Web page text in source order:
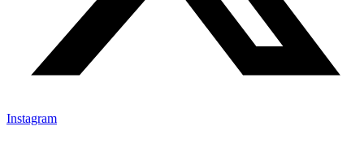
Instagram